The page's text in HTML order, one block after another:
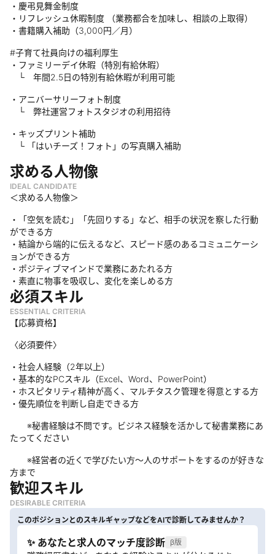
・慶弔見舞金制度
・リフレッシュ休暇制度 （業務都合を加味し、相談の上取得）
・書籍購入補助（3,000円／月）
#子育て社員向けの福利厚生
・ファミリーデイ休暇（特別有給休暇）
└ 年間2.5日の特別有給休暇が利用可能
・アニバーサリーフォト制度
└ 弊社運営フォトスタジオの利用招待
・キッズプリント補助
└ 「はいチーズ！フォト」の写真購入補助
求める人物像
IDEAL CANDIDATE
＜求める人物像＞
・「空気を読む」「先回りする」など、相手の状況を察した行動
ができる方
・結論から端的に伝えるなど、スピード感のあるコミュニケーシ
ョンができる方
・ポジティブマインドで業務にあたれる方
・素直に物事を吸収し、変化を楽しめる方
必須スキル
ESSENTIAL CRITERIA
【応募資格】
〈必須要件〉
・社会人経験（2年以上）
・基本的なPCスキル（Excel、Word、PowerPoint）
・ホスピタリティ精神が高く、マルチタスク管理を得意とする方
・優先順位を判断し自走できる方
※秘書経験は不問です。ビジネス経験を活かして秘書業務にあ
たってください
※経営者の近くで学びたい方～人のサポートをするのが好きな
方まで
歓迎スキル
DESIRABLE CRITERIA
このポジションとのスキルギャップなどをAIで診断してみませんか？
✨ あなたと求人のマッチ度診断 β版